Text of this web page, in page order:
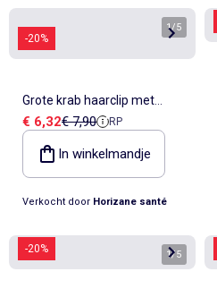
-20%
1/5
Grote krab haarclip met
iriserend parelmoereffect
Verkoopprijs
€ 6,32Referentieprijs
€ 7,90 RP
In winkelmandje
Verkocht door Horizane santé
-20% 1/5